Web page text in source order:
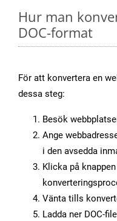
Hur man
DOC-format
För att konvertera en
dessa steg:
Besök
Ange
i den avsedda
Klicka på
Vänta tills
Ladda ner DOC-